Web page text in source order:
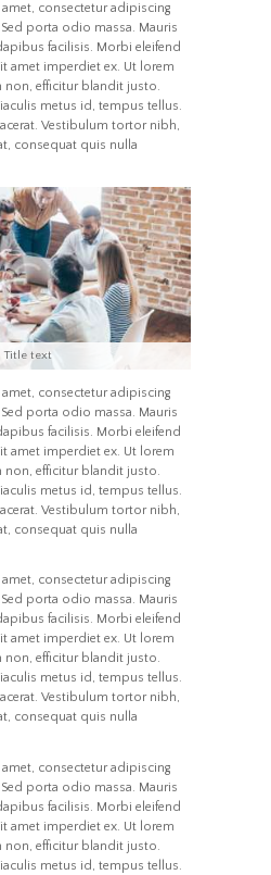
consectetur adipiscing
porta odio massa. Mauris
facilisis. Morbi eleifend
amet imperdiet ex. Ut lorem
non, efficitur blandit justo.
metus id, tempus tellus.
Vestibulum tortor nibh,
consequat quis nulla
Title text
consectetur adipiscing
porta odio massa. Mauris
facilisis. Morbi eleifend
amet imperdiet ex. Ut lorem
non, efficitur blandit justo.
metus id, tempus tellus.
Vestibulum tortor nibh,
consequat quis nulla
consectetur adipiscing
porta odio massa. Mauris
facilisis. Morbi eleifend
amet imperdiet ex. Ut lorem
non, efficitur blandit justo.
metus id, tempus tellus.
Vestibulum tortor nibh,
consequat quis nulla
consectetur adipiscing
porta odio massa. Mauris
facilisis. Morbi eleifend
amet imperdiet ex. Ut lorem
non, efficitur blandit justo.
metus id, tempus tellus.